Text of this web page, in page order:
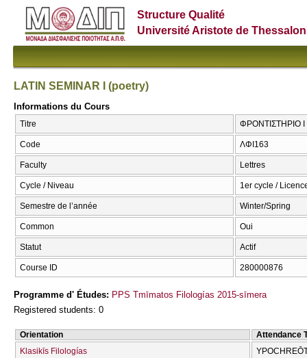
Structure Qualité
Université Aristote de
LATIN SEMINAR I (poetry)
Informations du Cours
Titre ΦΡΟΝΤΙΣΤΗΡΙΟ Ι
Code ΛΦΙ163
Faculty Lettres
Cycle / Niveau 1er cycle /
Semestre de l’année Winter/Spring
Common Oui
Statut Actif
Course ID 280000876
Programme d' Études: PPS Tmīmatos Filologías 2015-sīmera
Registered students: 0
Orientation
Attendance
Klasikīs Filologías